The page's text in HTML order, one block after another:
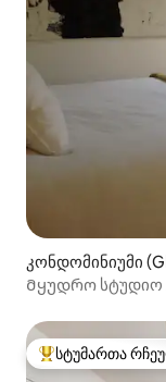
კონდომინიუმი
Მყუდრო სტუდიო
სტუმართა
სტუმართა